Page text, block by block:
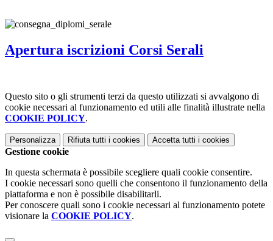
Apertura iscrizioni Corsi Serali
Questo sito o gli strumenti terzi da questo utilizzati si avvalgono di
cookie necessari al funzionamento ed utili alle finalità illustrate nella
COOKIE POLICY.
Personalizza Rifiuta tutti i cookies Accetta tutti i cookies
Gestione cookie
In questa schermata è possibile scegliere quali cookie consentire.
I cookie necessari sono quelli che consentono il funzionamento della
piattaforma e non è possibile disabilitarli.
Per conoscere quali sono i cookie necessari al funzionamento potete
visionare la COOKIE POLICY.